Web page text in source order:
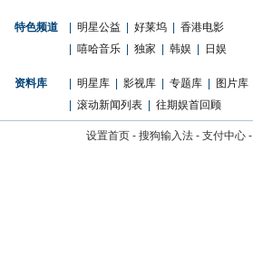
特色频道 明星公益 好莱坞
香港电影
嘻哈音乐 独家 韩娱 日娱
资料库 明星库 影视库 专题库
图片库
滚动新闻列表 往期娱首回顾
设置首页 - 搜狗输入法 - 支付中心 -